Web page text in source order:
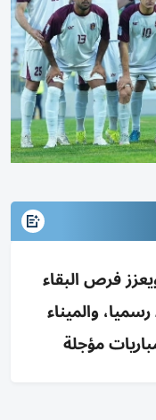
يهزم النجف 2-1 ويعزز فرص البقاء
رسميا، والميناء